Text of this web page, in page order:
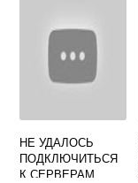
НЕ УДАЛОСЬ
ПОДКЛЮЧИТЬСЯ
К СЕРВЕРАМ